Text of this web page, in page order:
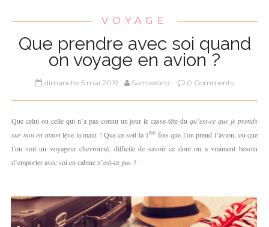
VOYAGE
Que prendre avec soi quand
on voyage en avion ?
dimanche 5 mai 2019 Samsworld 0 Comments
Que celui ou celle qui n’a pas connu un jour le casse-tête duqu’est-ce que je prends
sur moi en avionlève la main ! Que ce soit la 1ère fois que l’on prend l’avion, ou que
l’on soit un voyageur chevronné, difficile de savoir ce dont on a vraiment besoin
d’emporter avec soi en cabine n’est-ce pas ?